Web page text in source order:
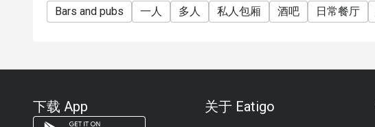
Bars and pubs 一人 多人 私人包厢 酒吧 日常餐厅
下载 App 关于 Eatigo